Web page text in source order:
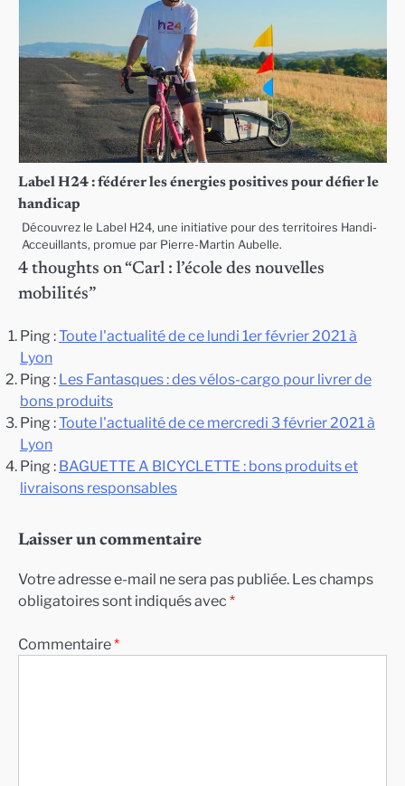
Label H24 : fédérer les énergies positives pour défier le
handicap
Découvrez le Label H24, une initiative pour des territoires Handi-
Acceuillants, promue par Pierre-Martin Aubelle.
4 thoughts on “Carl : l’école des nouvelles
mobilités”
Ping :Toute l'actualité de ce lundi 1er février 2021 à
Lyon
Ping : Les Fantasques : des vélos-cargo pour livrer de
bons produits
Ping :Toute l'actualité de ce mercredi 3 février 2021 à
Lyon
Ping : BAGUETTE A BICYCLETTE : bons produits et
livraisons responsables
Laisser un commentaire
Votre adresse e-mail ne sera pas publiée. Les champs
obligatoires sont indiqués avec *
Commentaire*